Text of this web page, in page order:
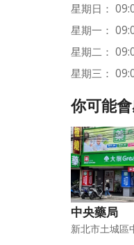
星期日：
星期一：
星期二：
星期三：
你可能
中央藥局